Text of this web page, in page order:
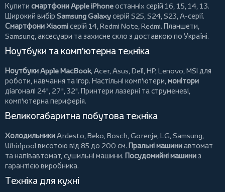
Купити смартфони Apple iPhoneостанніх серій 16, 15, 14, 13.
Широкий вибір Samsung Galaxyсерій S25, S24, S23, A-серії.
Смартфони Xiaomiсерій 14, Redmi Note, Redmi. Планшети,
Samsung, аксесуари тазахисне скло з доставкою по Україні.
Ноутбуки та комп'ютерна техніка
Ноутбуки Apple MacBook, Acer, Asus, Dell, HP, Lenovo, MSI для
роботи, навчання та ігор. Настільні комп'ютери, монітори
діагоналі 24", 27", 32". Принтери лазерні та струменеві,
комп'ютерна периферія.
Великогабаритна побутова техніка
ХолодильникиArdesto, Beko, Bosch, Gorenje, LG, Samsung,
Whirlpool висотою від 85 до 200 см. Пральні машиниавтомат
та напівавтомат, сушильні машини. Посудомийні машиниз
гарантією виробника.
Техніка для кухні